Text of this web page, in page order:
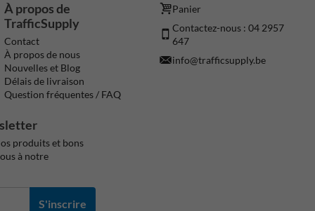
À propos de
TrafficSupply
Contact
À propos de nous
Nouvelles et Blog
Délais de livraison
Question fréquentes / FAQ
Panier
Contactez-nous : 04 2957
647
info@trafficsupply.be
produits et bons
à notre
S'inscrire